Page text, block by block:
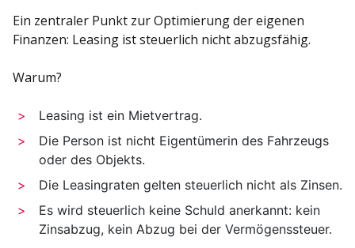
Ein zentraler Punkt zur Optimierung der eigenen
Finanzen: Leasing ist steuerlich nicht abzugsfähig.
Warum?
Leasing ist ein Mietvertrag.
Die Person ist nicht Eigentümerin des Fahrzeugs
oder des Objekts.
Die Leasingraten gelten steuerlich nicht als Zinsen.
Es wird steuerlich keine Schuld anerkannt: kein
Zinsabzug, kein Abzug bei der Vermögenssteuer.